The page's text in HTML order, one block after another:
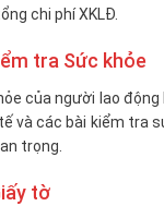
chi phí XKLĐ.
tra Sức khỏe
của người lao
và các bài kiểm tra
trọng.
tờ